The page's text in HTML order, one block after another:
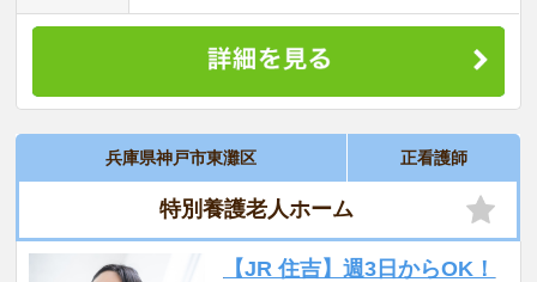
兵庫県神戸市東灘区 正看護師
特別養護老人ホーム
【JR 住吉】週3日からOK！